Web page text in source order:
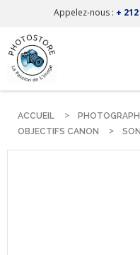
Appelez-nous : +
ACCUEIL
OBJECTIFS CANON